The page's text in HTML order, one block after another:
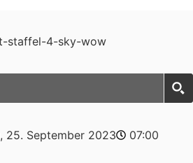
25. September 2023 07:00